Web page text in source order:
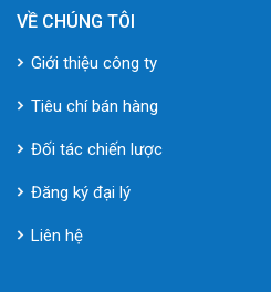
VỀ CHÚNG TÔI
Giới thiệu công ty
Tiêu chí bán hàng
Đối tác chiến lược
Đăng ký đại lý
Liên hệ